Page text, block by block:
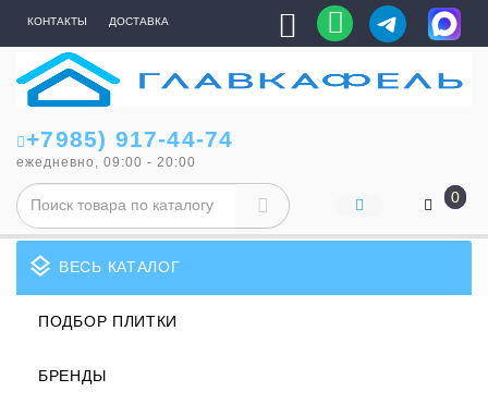
КОНТАКТЫ ДОСТАВКА
+7985) 917-44-74
ежедневно, 09:00 - 20:00
0
layers ВЕСЬ КАТАЛОГ
ПОДБОР ПЛИТКИ
БРЕНДЫ